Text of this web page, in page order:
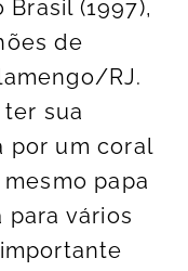
(1997),
de
RJ.
sua
por um coral
papa
vários